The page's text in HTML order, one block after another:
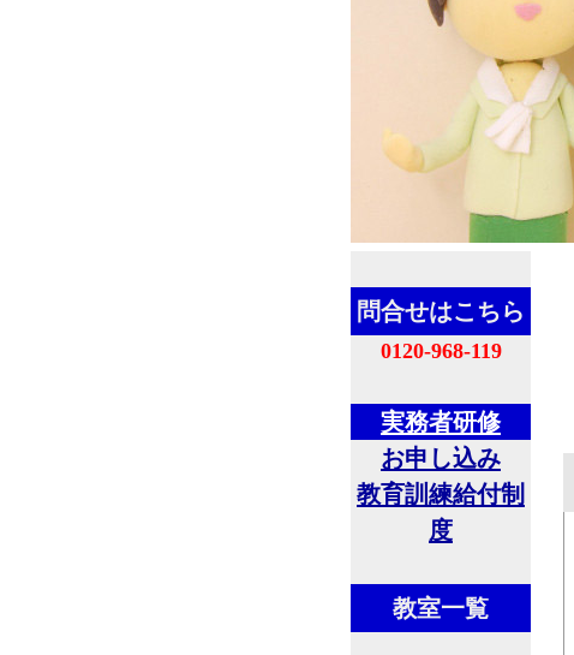
問合せはこちら
0120-968-119
実務者研修
お申し込み
教育訓練給付制
度
教室一覧